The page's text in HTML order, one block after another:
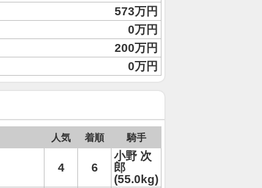
573万円
0万円
200万円
0万円
人気 着順 騎手
4 6
小野 次
郎
(55.0kg)